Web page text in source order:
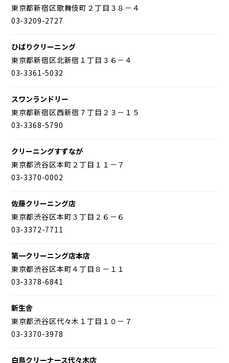
東京都新宿区歌舞伎町２丁目３８－４
03-3209-2727
ひばりクリーニング
東京都新宿区北新宿１丁目３６－４
03-3361-5032
スワンランドリー
東京都新宿区西新宿７丁目２３－１５
03-3368-5790
クリーニングすずなが
東京都渋谷区本町２丁目１１－７
03-3370-0002
佐藤クリーニング店
東京都渋谷区本町３丁目２６－６
03-3372-7711
第一クリーニング店本店
東京都渋谷区本町４丁目８－１１
03-3378-6841
新生舎
東京都渋谷区代々木１丁目１０－７
03-3370-3978
白鳥クリーナース代々木店